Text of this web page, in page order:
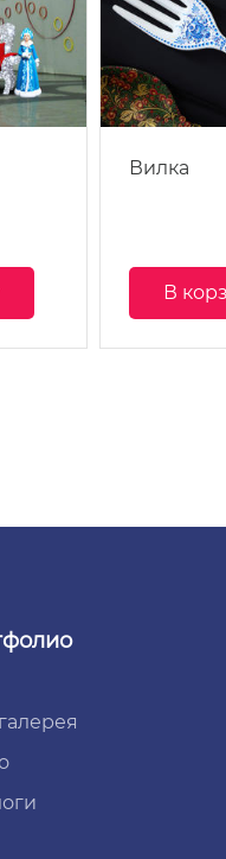
Вилка
В